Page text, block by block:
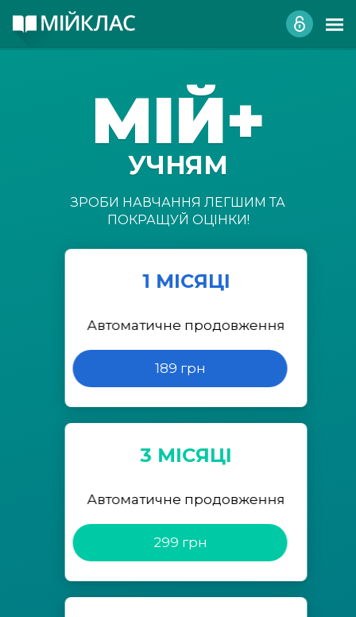
МІЙ+
УЧНЯМ
ЗРОБИ НАВЧАННЯ ЛЕГШИМ ТА
ПОКРАЩУЙ ОЦІНКИ!
1 МІСЯЦІ
Автоматичне продовження
189 грн
3 МІСЯЦІ
Автоматичне продовження
299 грн